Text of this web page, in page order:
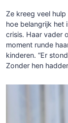
Ze kreeg veel
hoe belangrijk het
crisis. Haar vader
moment runde
kinderen. “Er
Zonder hen